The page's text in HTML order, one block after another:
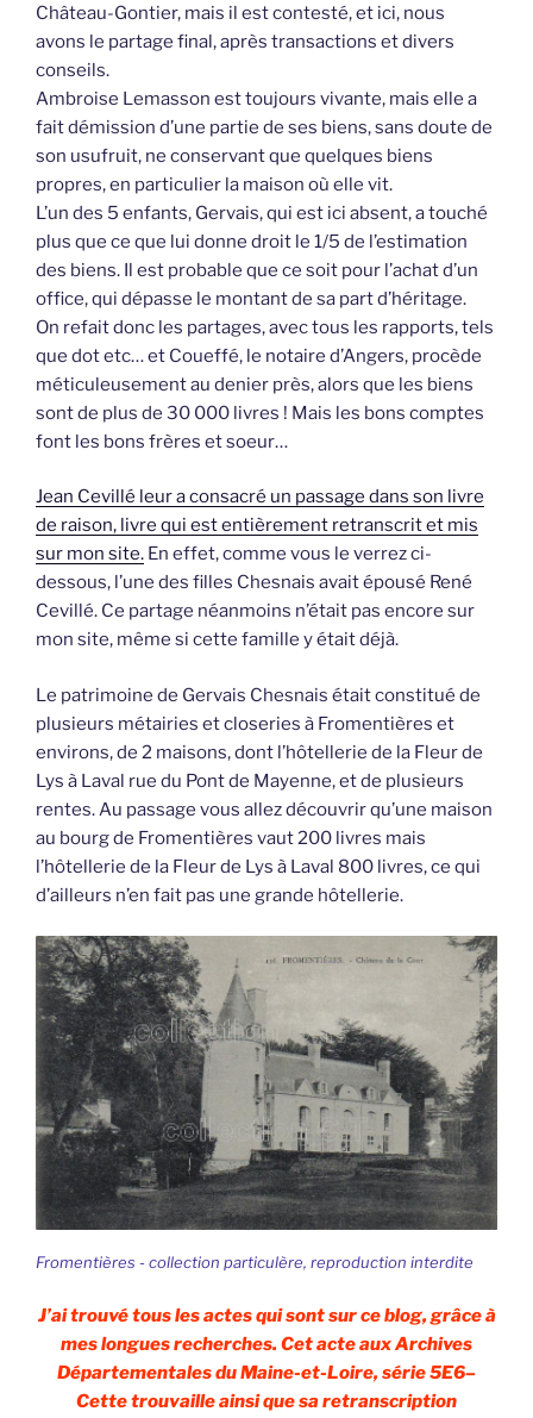
Château-Gontier, mais il est contesté, et ici, nous
avons le partage final, après transactions et divers
conseils.
Ambroise Lemasson est toujours vivante, mais elle a
fait démission d’une partie de ses biens, sans doute de
son usufruit, ne conservant que quelques biens
propres, en particulier la maison où elle vit.
L’un des 5 enfants, Gervais, qui est ici absent, a touché
plus que ce que lui donne droit le 1/5 de l’estimation
des biens. Il est probable que ce soit pour l’achat d’un
office, qui dépasse le montant de sa part d’héritage.
On refait donc les partages, avec tous les rapports, tels
que dot etc… et Coueffé, le notaire d’Angers, procède
méticuleusement au denier près, alors que les biens
sont de plus de 30 000 livres ! Mais les bons comptes
font les bons frères et soeur…
Jean Cevillé leur a consacré un passage dans son livre
de raison, livre qui est entièrement retranscrit et mis
sur mon site. En effet, comme vous le verrez ci-
dessous, l’une des filles Chesnais avait épousé René
Cevillé. Ce partage néanmoins n’était pas encore sur
mon site, même si cette famille y était déjà.
Le patrimoine de Gervais Chesnais était constitué de
plusieurs métairies et closeries à Fromentières et
environs, de 2 maisons, dont l’hôtellerie de la Fleur de
Lys à Laval rue du Pont de Mayenne, et de plusieurs
rentes. Au passage vous allez découvrir qu’une maison
au bourg de Fromentières vaut 200 livres mais
l’hôtellerie de la Fleur de Lys à Laval 800 livres, ce qui
d’ailleurs n’en fait pas une grande hôtellerie.
Fromentières - collection particulère, reproduction interdite
J’ai trouvé tous les actes qui sont sur ce blog, grâce à
mes longues recherches. Cet acte aux Archives
Départementales du Maine-et-Loire, série 5E6–
Cette trouvaille ainsi que sa retranscription